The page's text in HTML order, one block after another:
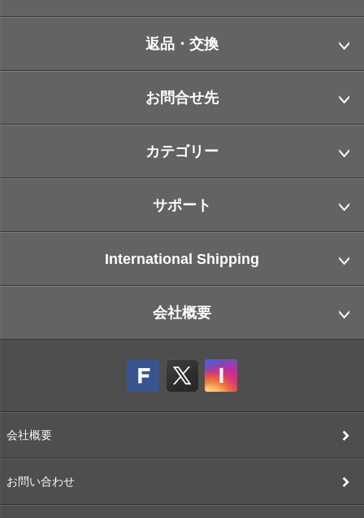
返品・交換
お問合せ先
カテゴリー
サポート
International Shipping
会社概要
会社概要
お問い合わせ